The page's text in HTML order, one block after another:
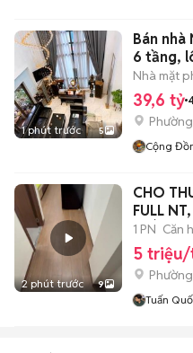
1 phút trước 5
Bán nhà
6 tầng,
Nhà mặt
39,6 tỷ
Cộng
2 phút trước 9
CHO
FULL
GIÁP Q3
1 PN Căn
5 triệu/
Tuấn